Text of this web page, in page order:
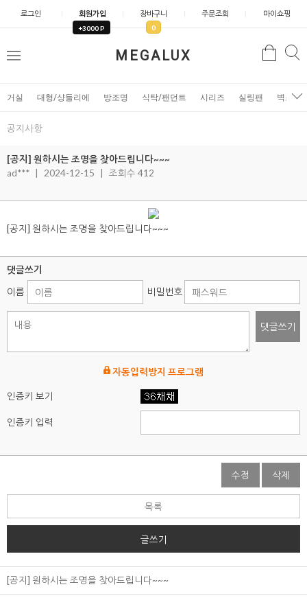
로그인 회원가입
+3000 P
장바구니
0
주문조회 마이쇼핑
MEGALUX
메
검
거실 대형/샹들리에 방조명 식탁/팬던트 시리즈 실링팬 벽조명
공지사항
[공지] 원하시는 조명을 찾아드립니다~~~
ad***
2024-12-15 조회수 412
[공지] 원하시는 조명을 찾아드립니다~~~
댓글쓰기
이름
비밀번호
댓글쓰기
자동입력방지 프로그램
인증키 보기
인증키 입력
수정 삭제
목록
글쓰기
[공지] 원하시는 조명을 찾아드립니다~~~